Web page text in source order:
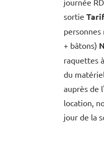
sortie
+ bâtons)
raquettes
du
auprès de
location,
jour de la